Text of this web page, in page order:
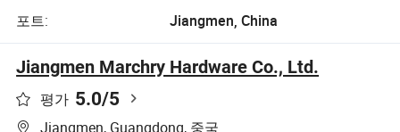
포트:
Jiangmen, China
Jiangmen Marchry Hardware Co., Ltd.
평가 5.0/5
Jiangmen, Guangdong, 중국